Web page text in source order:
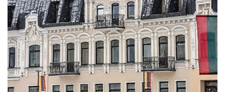
panevėžietis.
„Sūduvos“ bei „Panevėžio“ klubai pusfinalį žais
rugsėjo 16 dieną, antradienį. Mačo pradžia
Marijampolės futbolo arenos stadione – 18.30
val.